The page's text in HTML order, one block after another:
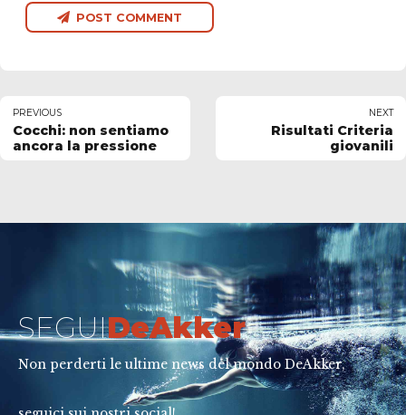
POST COMMENT
PREVIOUS
Cocchi: non sentiamo
ancora la pressione
NEXT
Risultati Criteria
giovanili
SEGUIDeAkker
Non perderti le ultime news del mondo DeAkker,